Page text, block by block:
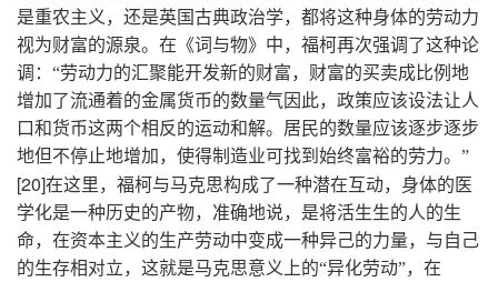
是重农主义，还是英国古典政治学，都将这种身体的劳动力
视为财富的源泉。在《词与物》中，福柯再次强调了这种论
调：“劳动力的汇聚能开发新的财富，财富的买卖成比例地
增加了流通着的金属货币的数量气因此，政策应该设法让人
口和货币这两个相反的运动和解。居民的数量应该逐步逐步
地但不停止地增加，使得制造业可找到始终富裕的劳力。”
[20]在这里，福柯与马克思构成了一种潜在互动，身体的医
学化是一种历史的产物，准确地说，是将活生生的人的生
命，在资本主义的生产劳动中变成一种异己的力量，与自己
的生存相对立，这就是马克思意义上的“异化劳动”，在